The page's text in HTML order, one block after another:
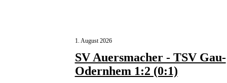
1. August 2026
SV Auersmacher - TSV Gau-
Odernhem 1:2 (0:1)